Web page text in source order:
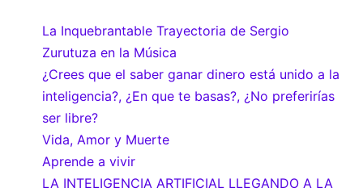
La Inquebrantable Trayectoria de Sergio
Zurutuza en la Música
¿Crees que el saber ganar dinero está unido a la
inteligencia?, ¿En que te basas?, ¿No preferirías
ser libre?
Vida, Amor y Muerte
Aprende a vivir
LA INTELIGENCIA ARTIFICIAL LLEGANDO A LA